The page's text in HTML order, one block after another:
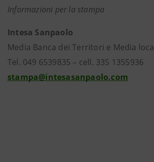
Informazioni per la stampa
Intesa Sanpaolo
Media Banca dei Territori e Media
Tel. 049 6539835 – cell. 335 1355936
stampa@intesasanpaolo.com